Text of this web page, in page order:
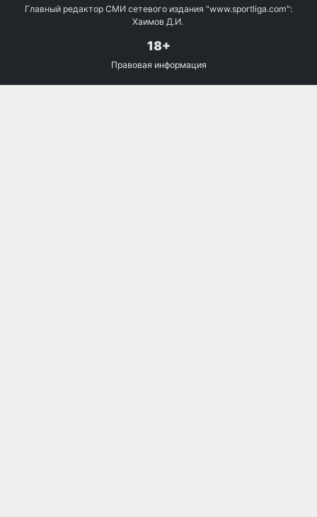
Главный редактор СМИ сетевого издания "www.sportliga.com":
Хаимов Д.И.
18+
Правовая информация